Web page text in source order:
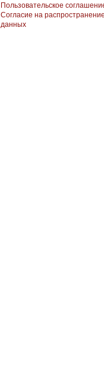
Пользовательское
Согласие на
данных